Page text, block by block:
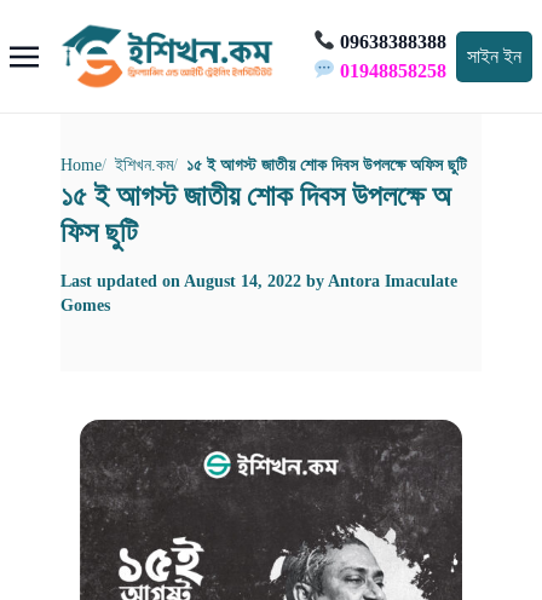
09638388388
01948858258
সাইন ইন
Home ইশিখন.কম ১৫ ই আগস্ট জাতীয় শোক দিবস উপলক্ষে অফিস ছুটি
১৫ ই আগস্ট জাতীয় শোক দিবস উপলক্ষে অ
ফিস ছুটি
Last updated on August 14, 2022 by Antora Imaculate
Gomes